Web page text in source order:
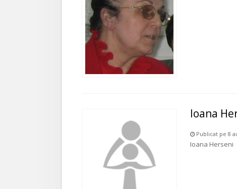
Ioana
Publicat pe 8
Ioana Herseni